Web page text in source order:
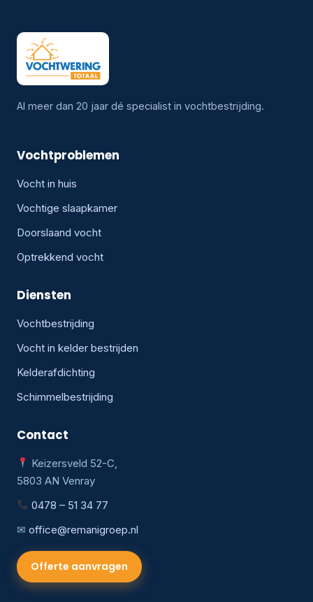
Al meer dan 20 jaar dé specialist in vochtbestrijding.
Vochtproblemen
Vocht in huis
Vochtige slaapkamer
Doorslaand vocht
Optrekkend vocht
Diensten
Vochtbestrijding
Vocht in kelder bestrijden
Kelderafdichting
Schimmelbestrijding
Contact
Keizersveld 52-C,
5803 AN Venray
0478 – 51 34 77
✉ office@remanigroep.nl
Offerte aanvragen